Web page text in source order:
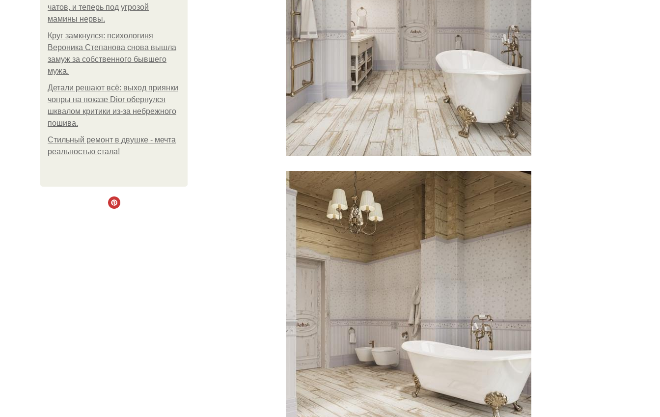
чатов, и теперь под угрозой
мамины нервы.
Круг замкнулся: психологиня
Вероника Степанова снова вышла
замуж за собственного бывшего
мужа.
Детали решают всё: выход приянки
чопры на показе Dior обернулся
шквалом критики из-за небрежного
пошива.
Стильный ремонт в двушке - мечта
реальностью стала!